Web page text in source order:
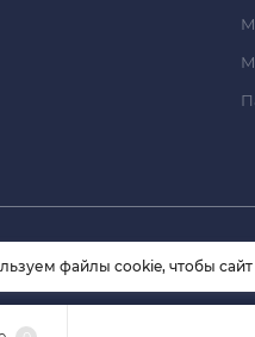
файлы cookie, чтобы